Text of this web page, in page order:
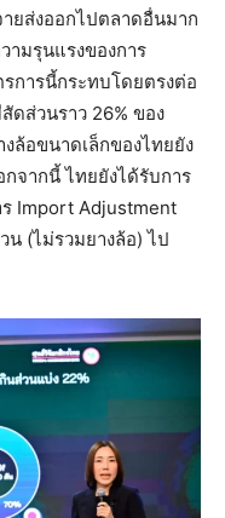
ยส่งออกไปตลาดอื่นมาก
ามรุนแรงของการ
การนี้กระทบโดยตรงต่อ
ดส่วนราว 26% ของ
ล้อขนาดเล็กของไทยยัง
จากนี้ ไทยยังได้รับการ
Import Adjustment
น (ไม่รวมยางล้อ) ไป